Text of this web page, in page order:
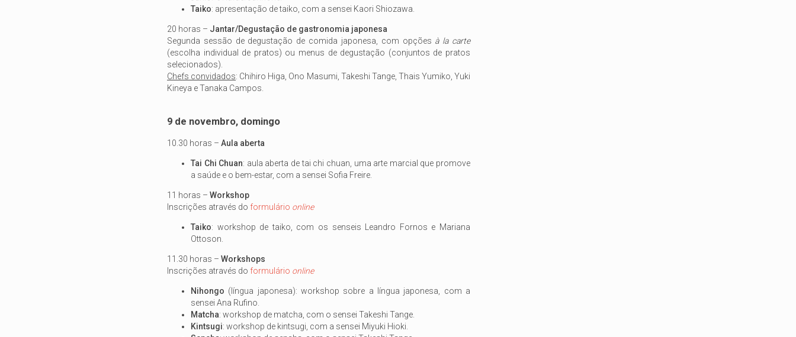
Taiko: apresentação de taiko, com a sensei Kaori Shiozawa.
20 horas – Jantar/Degustação de gastronomia japonesa
Segunda sessão de degustação de comida japonesa, com opções à la carte
(escolha individual de pratos) ou menus de degustação (conjuntos de pratos
selecionados).
Chefs convidados: Chihiro Higa, Ono Masumi, Takeshi Tange, Thais Yumiko, Yuki
Kineya e Tanaka Campos.
9 de novembro, domingo
10.30 horas – Aula aberta
Tai Chi Chuan: aula aberta de tai chi chuan, uma arte marcial que promove
a saúde e o bem-estar, com a sensei Sofia Freire.
11 horas – Workshop
Inscrições através do formulário online
Taiko: workshop de taiko, com os senseis Leandro Fornos e Mariana
Ottoson.
11.30 horas – Workshops
Inscrições através do formulário online
Nihongo (língua japonesa): workshop sobre a língua japonesa, com a
sensei Ana Rufino.
Matcha: workshop de matcha, com o sensei Takeshi Tange.
Kintsugi: workshop de kintsugi, com a sensei Miyuki Hioki.